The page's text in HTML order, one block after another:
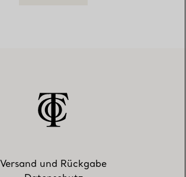
Versand und Rückgabe